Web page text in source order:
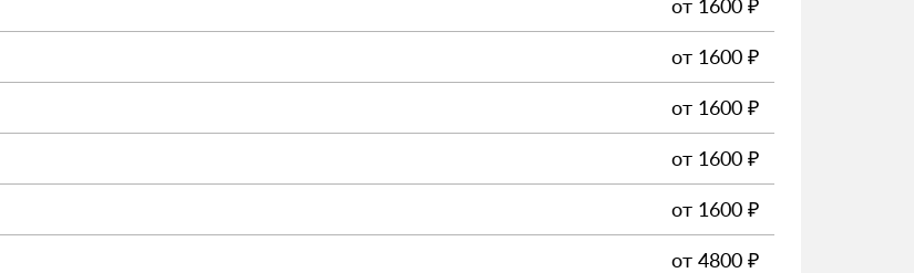
от 1600 ₽
от 1600 ₽
от 1600 ₽
от 1600 ₽
от 1600 ₽
от 4800 ₽